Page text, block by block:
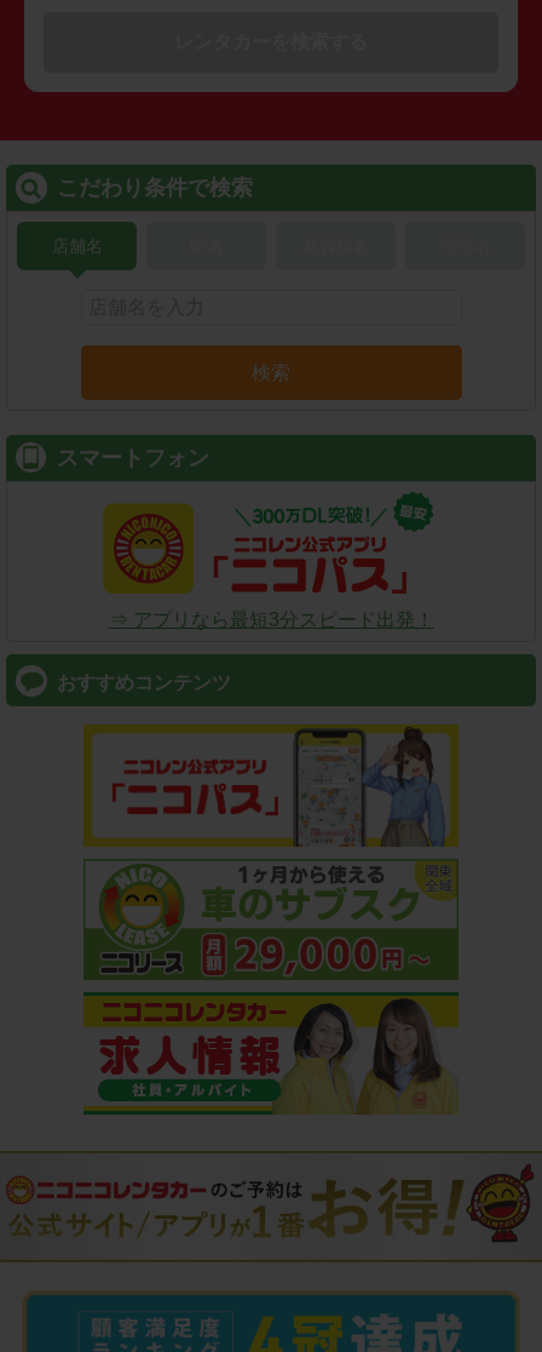
こだわり条件で検索
店舗名
検索
スマートフォン
⇒ アプリなら最短3分スピード出発！
おすすめコンテンツ